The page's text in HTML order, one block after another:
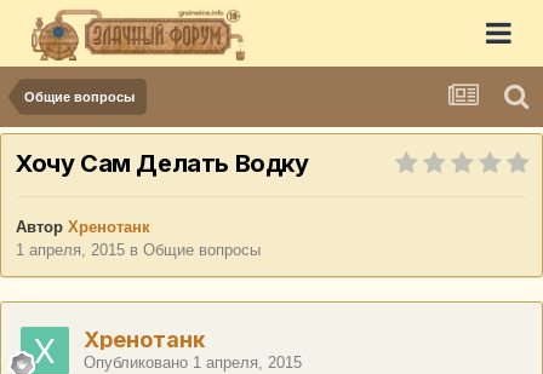
Общие вопросы
Хочу Сам Делать Водку
Автор Хренотанк
1 апреля, 2015 в Общие вопросы
Хренотанк
Опубликовано 1 апреля, 2015